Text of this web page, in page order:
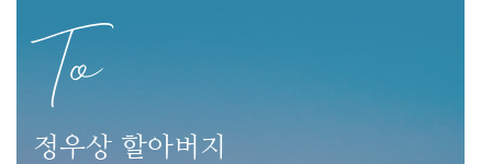
To
정우상 할아버지